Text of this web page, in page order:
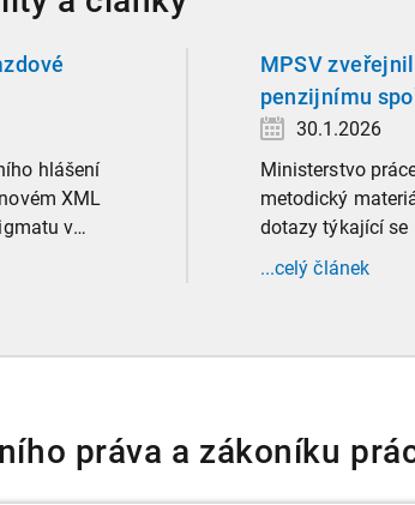
hlášení
XML
v
sociální
do jednoho
MPSV
penzijnímu
30.1.2026
Ministerstvo
metodický
dotazy týkající se
ledna 2026
přispívat na
...celý článek
práva a zákoníku